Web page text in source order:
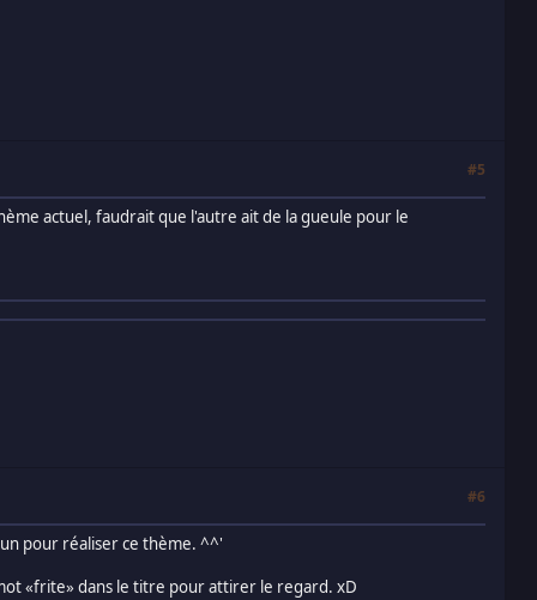
#5
actuel, faudrait que l'autre ait de la gueule pour le
#6
pour réaliser ce thème. ^^'
«frite» dans le titre pour attirer le regard. xD